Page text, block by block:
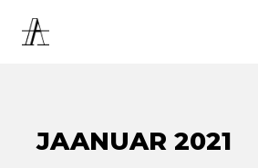
JAANUAR 2021